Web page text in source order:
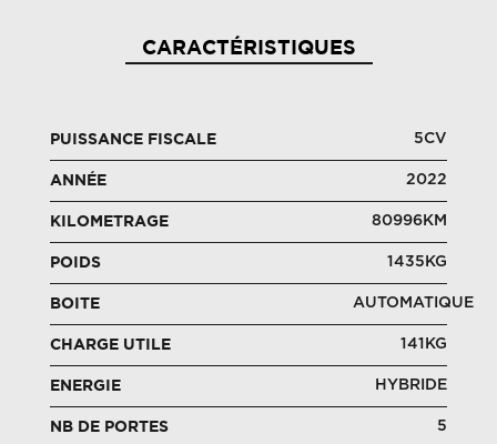
CARACTÉRISTIQUES
PUISSANCE FISCALE 5CV
ANNÉE 2022
KILOMETRAGE 80996KM
POIDS 1435KG
BOITE AUTOMATIQUE
CHARGE UTILE 141KG
ENERGIE HYBRIDE
NB DE PORTES 5